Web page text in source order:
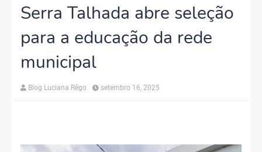
Serra Talhada abre seleção
para a educação da rede
municipal
Blog Luciana Rêgo setembro 16, 2025